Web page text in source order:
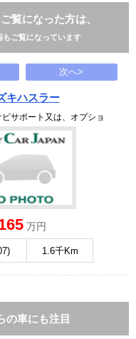
覧になった方は、
もご覧になっています
次へ>
キハスラー
サポート又は、オプショ
万円
1.6千Km
の車にも注目